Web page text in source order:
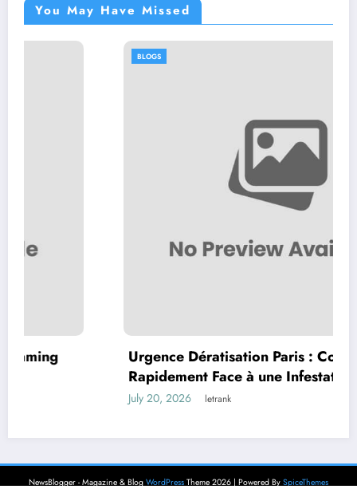
You May Have Missed
Urgence Dératisation Paris : Comment Agir
Rapidement Face à une Infestation de
letrank
NewsBlogger - Magazine & Blog WordPress Theme 2026 | Powered By SpiceThemes